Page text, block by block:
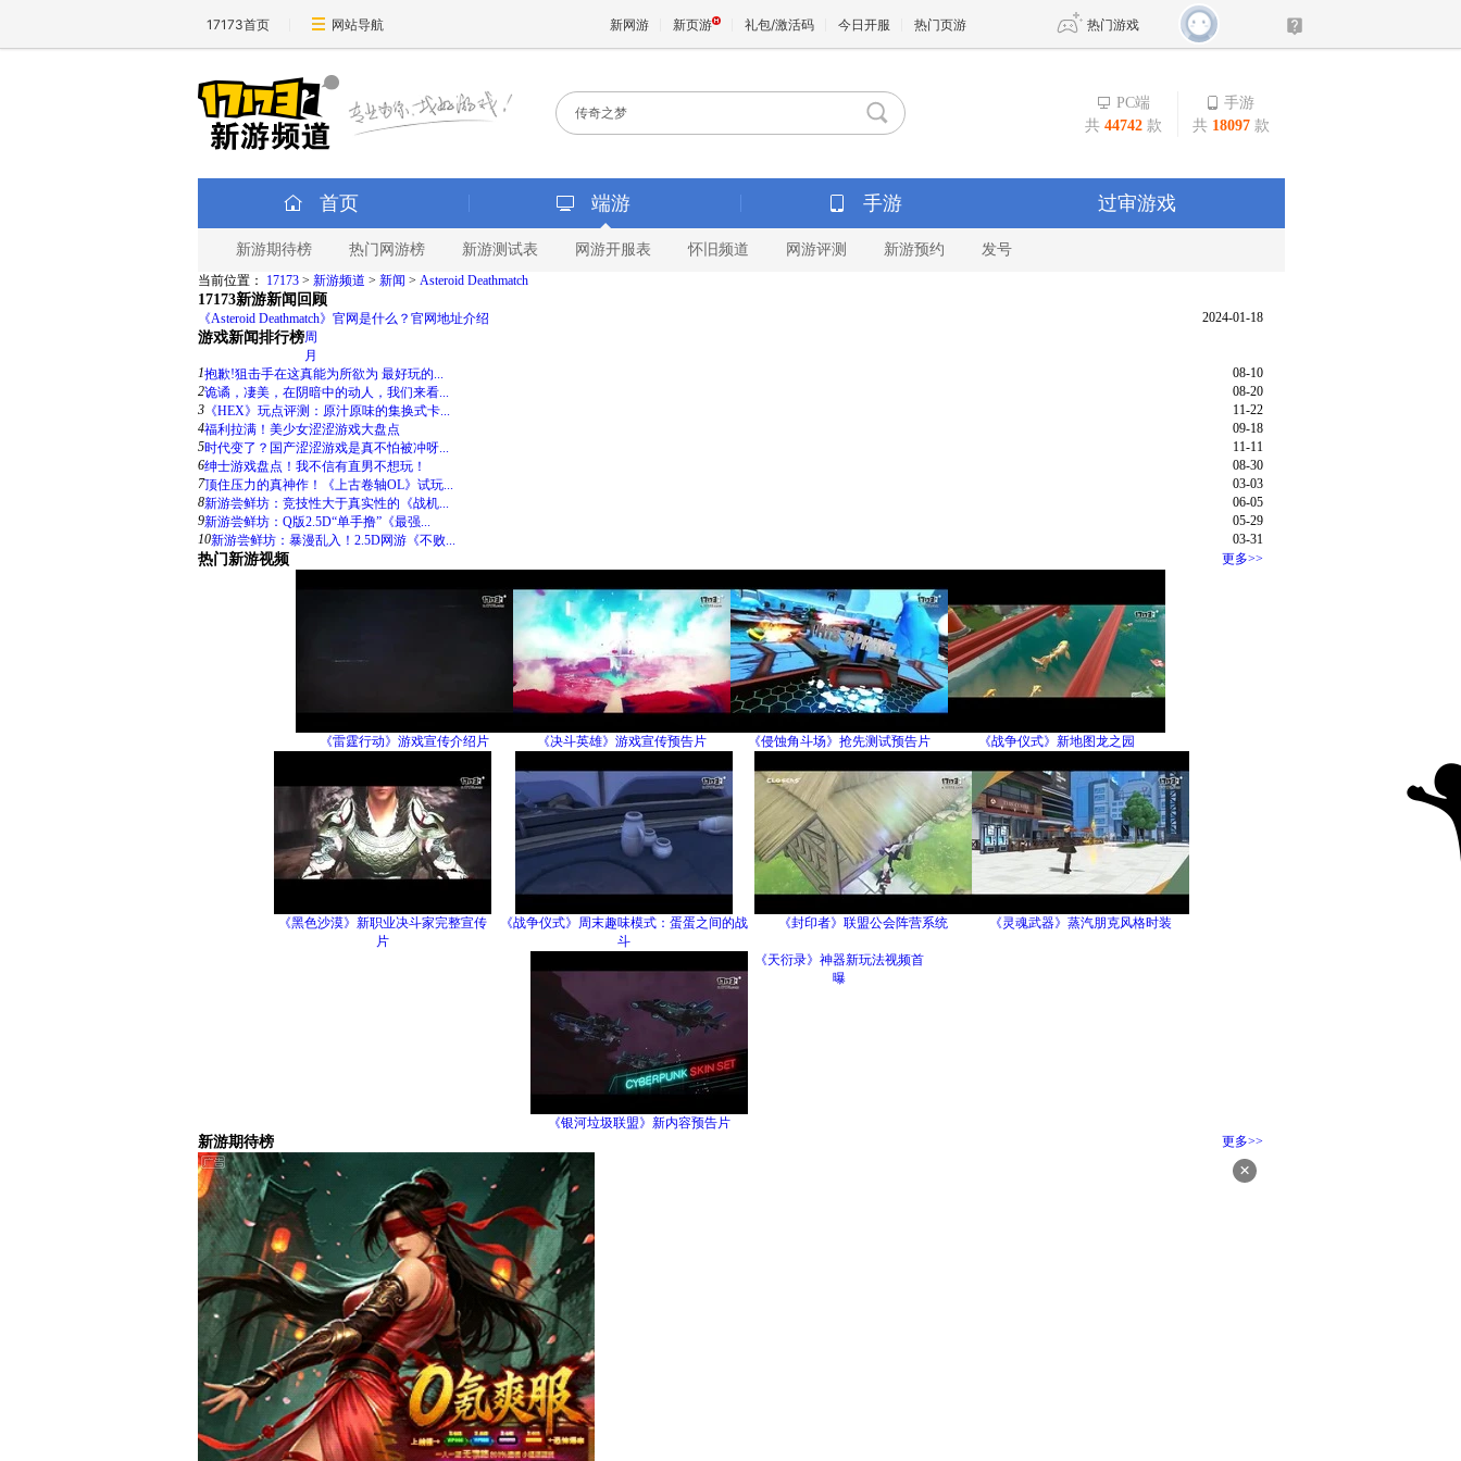
17173首页 网站导航 新网游 新页游 礼包/激活码 今日开服 热门页游 热门游戏
传奇4
新天龙八部
王权与自由 诛仙世界
PC端
共 44742 款
手游
共 18097 款
首页 端游 手游 过审游戏
新游期待榜 热门网游榜 新游测试表 网游开服表 怀旧频道 网游评测 新游预约 发号
当前位置： 17173 > 新游频道 > 新闻 > Asteroid Deathmatch
17173新游新闻回顾
2024-01-18
《Asteroid Deathmatch》官网是什么？官网地址介绍
游戏新闻排行榜周
月
1
08-10
抱歉!狙击手在这真能为所欲为 最好玩的...
2
08-20
诡谲，凄美，在阴暗中的动人，我们来看...
3
11-22
《HEX》玩点评测：原汁原味的集换式卡...
4
09-18
福利拉满！美少女涩涩游戏大盘点
5
11-11
时代变了？国产涩涩游戏是真不怕被冲呀...
6
08-30
绅士游戏盘点！我不信有直男不想玩！
7
03-03
顶住压力的真神作！《上古卷轴OL》试玩...
8
06-05
新游尝鲜坊：竞技性大于真实性的《战机...
9
05-29
新游尝鲜坊：Q版2.5D“单手撸”《最强...
10
03-31
新游尝鲜坊：暴漫乱入！2.5D网游《不败...
热门新游视频 更多>>
《雷霆行动》游戏宣传介绍片 《决斗英雄》游戏宣传预告片 《侵蚀角斗场》抢先测试预告片 《战争仪式》新地图龙之园
《黑色沙漠》新职业决斗家完整宣传
片
《战争仪式》周末趣味模式：蛋蛋之间的战
斗
《封印者》联盟公会阵营系统 《灵魂武器》蒸汽朋克风格时装
《银河垃圾联盟》新内容预告片
《天衍录》神器新玩法视频首
曝
新游期待榜 更多>>
×